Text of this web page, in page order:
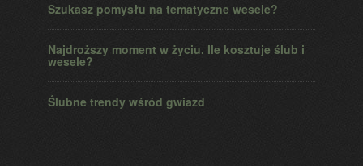
Szukasz pomysłu na tematyczne wesele?
Najdroższy moment w życiu. Ile kosztuje ślub i
wesele?
Ślubne trendy wśród gwiazd